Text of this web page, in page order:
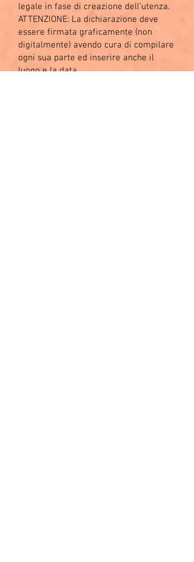
legale in fase di creazione dell’utenza.
ATTENZIONE: La dichiarazione deve
essere firmata graficamente (non
digitalmente) avendo cura di compilare
ogni sua parte ed inserire anche il
luogo e la data